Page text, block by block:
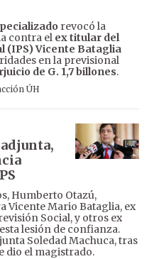
revocó la
contra el ex titular del
(IPS) Vicente Bataglia
en la previsional
de G. 1,7 billones.
ÚH
Humberto Otazú,
Vicente Mario Bataglia, ex
Social, y otros ex
lesión de confianza.
Soledad Machuca, tras
dio el magistrado.